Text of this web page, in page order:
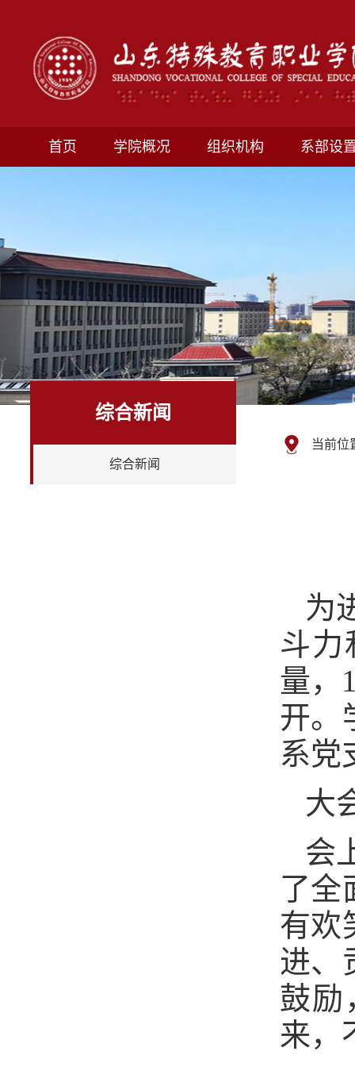
首页 学院概况 组织机构 系部设
综合新闻
综合新闻
当前位
为
斗力
量，
开。
系党
大
会
了全
有欢
进、
鼓励
来，